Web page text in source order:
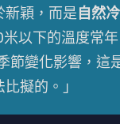
新穎，而是自然冷
米以下的溫度常年
節變化影響，這
擬的。」